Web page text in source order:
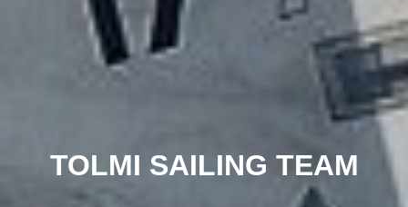
TOLMI SAILING TEAM